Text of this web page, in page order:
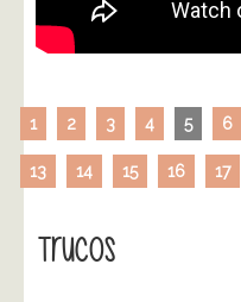
1 2 3 4 5 6
13 14 15 16 17
Trucos